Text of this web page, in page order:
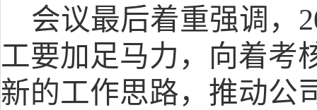
会议最后着重强调，
工要加足马力，向着考
新的工作思路，推动公